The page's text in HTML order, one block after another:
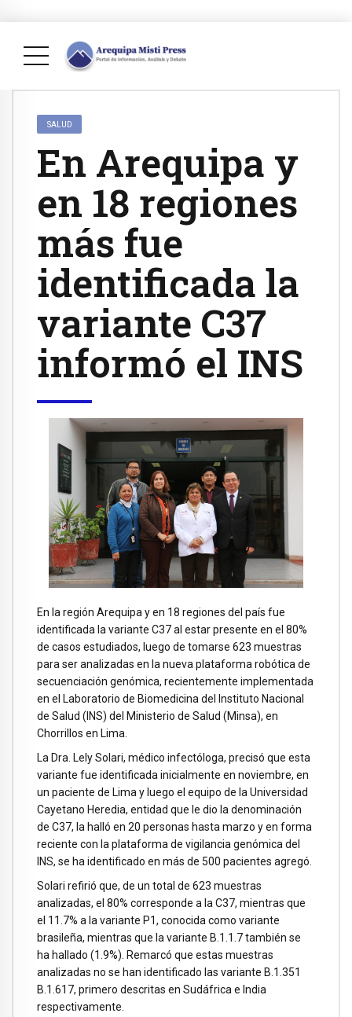
SALUD
En Arequipa y
en 18 regiones
más fue
identificada la
variante C37
informó el INS
En la región Arequipa y en 18 regiones del país fue
identificada la variante C37 al estar presente en el 80%
de casos estudiados, luego de tomarse 623 muestras
para ser analizadas en la nueva plataforma robótica de
secuenciación genómica, recientemente implementada
en el Laboratorio de Biomedicina del Instituto Nacional
de Salud (INS) del Ministerio de Salud (Minsa), en
Chorrillos en Lima.
La Dra. Lely Solari, médico infectóloga, precisó que esta
variante fue identificada inicialmente en noviembre, en
un paciente de Lima y luego el equipo de la Universidad
Cayetano Heredia, entidad que le dio la denominación
de C37, la halló en 20 personas hasta marzo y en forma
reciente con la plataforma de vigilancia genómica del
INS, se ha identificado en más de 500 pacientes agregó.
Solari refirió que, de un total de 623 muestras
analizadas, el 80% corresponde a la C37, mientras que
el 11.7% a la variante P1, conocida como variante
brasileña, mientras que la variante B.1.1.7 también se
ha hallado (1.9%). Remarcó que estas muestras
analizadas no se han identificado las variante B.1.351
B.1.617, primero descritas en Sudáfrica e India
respectivamente.